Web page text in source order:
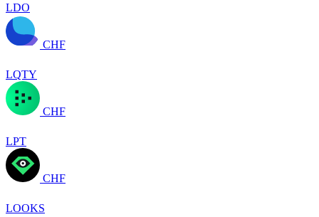
LDO
CHF
LQTY
CHF
LPT
CHF
LOOKS